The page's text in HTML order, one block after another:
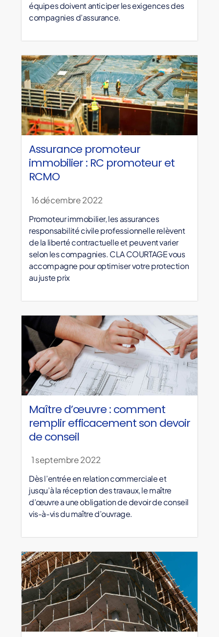
équipes doivent anticiper les exigences des
compagnies d’assurance.
Assurance promoteur
immobilier : RC promoteur et
RCMO
16 décembre 2022
Promoteur immobilier, les assurances
responsabilité civile professionnelle relèvent
de la liberté contractuelle et peuvent varier
selon les compagnies. CLA COURTAGE vous
accompagne pour optimiser votre protection
au juste prix
Maître d’œuvre : comment
remplir efficacement son devoir
de conseil
1 septembre 2022
Dès l’entrée en relation commerciale et
jusqu’à la réception des travaux, le maître
d’œuvre a une obligation de devoir de conseil
vis-à-vis du maître d’ouvrage.